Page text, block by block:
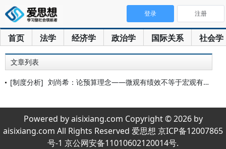
首页 法学 经济学 政治学 国际关系 社会学
登录 注册
文章列表
[制度分析] 刘尚希：论预算理念——微观有绩效不等于宏观有绩效
Powered by aisixiang.com Copyright © 2026 by
aisixiang.com All Rights Reserved 爱思想 京ICP备12007865
号-1 京公网安备11010602120014号.